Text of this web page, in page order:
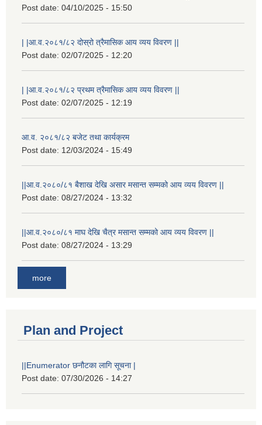
Post date: 04/10/2025 - 15:50
| |आ.व.२०८१/८२ दोस्रो त्रैमासिक आय व्यय विवरण ||
Post date: 02/07/2025 - 12:20
| |आ.व.२०८१/८२ प्रथम त्रैमासिक आय व्यय विवरण ||
Post date: 02/07/2025 - 12:19
आ.व. २०८१/८२ बजेट तथा कार्यक्रम
Post date: 12/03/2024 - 15:49
||आ.व.२०८०/८१ बैशाख देखि असार मसान्त सम्मको आय व्यय विवरण ||
Post date: 08/27/2024 - 13:32
||आ.व.२०८०/८१ माघ देखि चैत्र मसान्त सम्मको आय व्यय विवरण ||
Post date: 08/27/2024 - 13:29
more
Plan and Project
||Enumerator छनौटका लागि सूचना |
Post date: 07/30/2026 - 14:27